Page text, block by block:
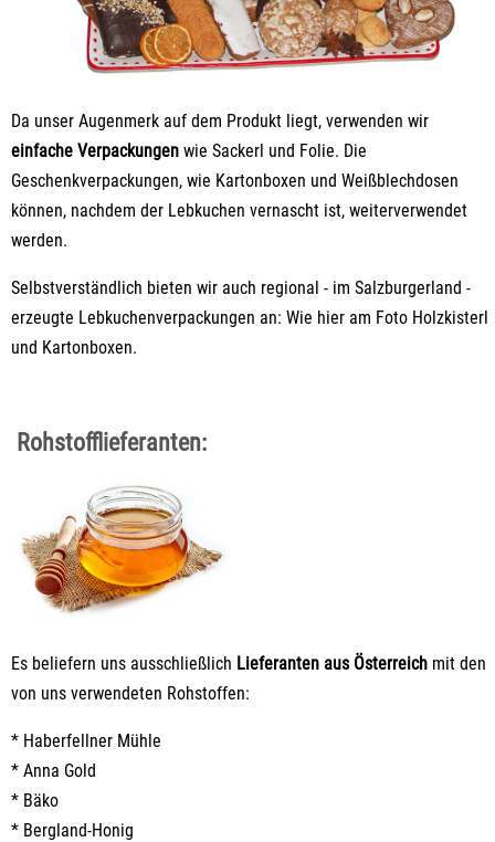
Da unser Augenmerk auf dem Produkt liegt, verwenden wir
einfache Verpackungen wie Sackerl und Folie. Die
Geschenkverpackungen, wie Kartonboxen und Weißblechdosen
können, nachdem der Lebkuchen vernascht ist, weiterverwendet
werden.
Selbstverständlich bieten wir auch regional - im Salzburgerland -
erzeugte Lebkuchenverpackungen an: Wie hier am Foto Holzkisterl
und Kartonboxen.
Rohstofflieferanten:
Es beliefern uns ausschließlich Lieferanten aus Österreich mit den
von uns verwendeten Rohstoffen:
* Haberfellner Mühle
* Anna Gold
* Bäko
* Bergland-Honig